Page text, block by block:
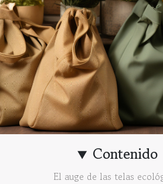
Contenido
El auge de las telas